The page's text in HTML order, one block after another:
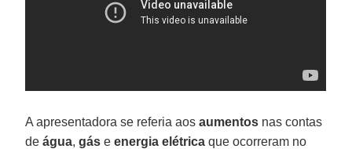
A apresentadora se referia aosaumentos nas contas
deágua,gás eenergia elétrica que ocorreram no